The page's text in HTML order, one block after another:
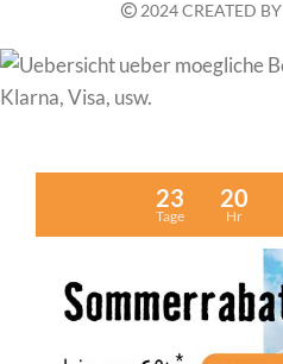
2024 CREATED BY
23
Tage
20
Hr